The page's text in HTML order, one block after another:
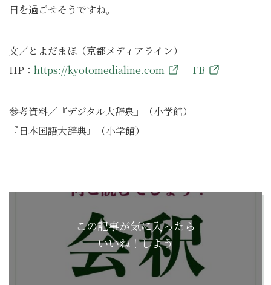
日を過ごせそうですね。
文／とよだまほ（京都メディアライン）
HP： https://kyotomedialine.com FB
参考資料／『デジタル大辞泉』（小学館）
『日本国語大辞典』（小学館）
この記事が気に入ったら
いいね！しよう